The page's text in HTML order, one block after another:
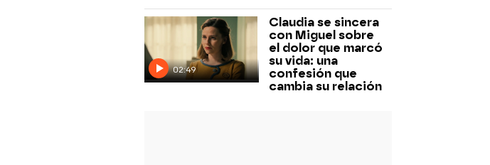
02:49
Claudia se sincera
con Miguel sobre
el dolor que marcó
su vida: una
confesión que
cambia su relación